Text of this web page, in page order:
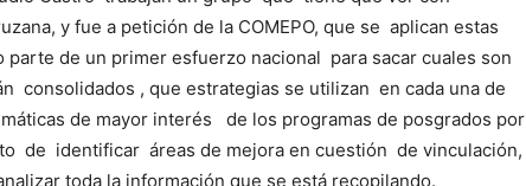
y fue a petición de la COMEPO, que se aplican estas
de un primer esfuerzo nacional para sacar cuales son
consolidados , que estrategias se utilizan en cada una de
de mayor interés de los programas de posgrados por
de identificar áreas de mejora en cuestión de vinculación,
toda la información que se está recopilando.